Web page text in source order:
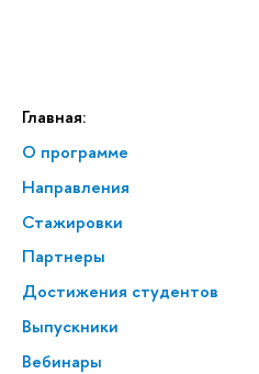
Главная:
О программе
Направления
Стажировки
Партнеры
Достижения студентов
Выпускники
Вебинары